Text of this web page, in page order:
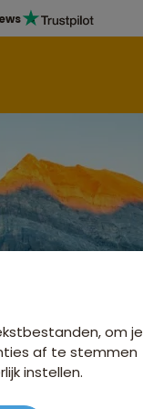
om je
af te stemmen
instellen.